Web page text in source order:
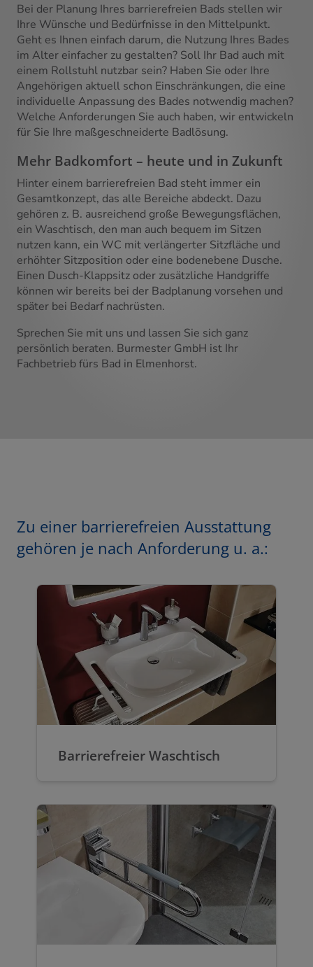
Bei der Planung Ihres barrierefreien Bads stellen wir
Ihre Wünsche und Bedürfnisse in den Mittelpunkt.
Geht es Ihnen einfach darum, die Nutzung Ihres Bades
im Alter einfacher zu gestalten? Soll Ihr Bad auch mit
einem Rollstuhl nutzbar sein? Haben Sie oder Ihre
Angehörigen aktuell schon Einschränkungen, die eine
individuelle Anpassung des Bades notwendig machen?
Welche Anforderungen Sie auch haben, wir entwickeln
für Sie Ihre maßgeschneiderte Badlösung.
Mehr Badkomfort – heute und in Zukunft
Hinter einem barrierefreien Bad steht immer ein
Gesamtkonzept, das alle Bereiche abdeckt. Dazu
gehören z. B. ausreichend große Bewegungsflächen,
ein Waschtisch, den man auch bequem im Sitzen
nutzen kann, ein WC mit verlängerter Sitzfläche und
erhöhter Sitzposition oder eine bodenebene Dusche.
Einen Dusch-Klappsitz oder zusätzliche Handgriffe
können wir bereits bei der Badplanung vorsehen und
später bei Bedarf nachrüsten.
Sprechen Sie mit uns und lassen Sie sich ganz
persönlich beraten. Burmester GmbH ist Ihr
Fachbetrieb fürs Bad in Elmenhorst.
Zu einer barrierefreien Ausstattung
gehören je nach Anforderung u. a.:
Barrierefreier Waschtisch